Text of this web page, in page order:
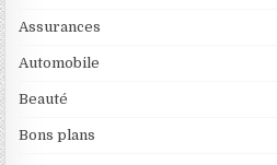
Assurances
Automobile
Beauté
Bons plans